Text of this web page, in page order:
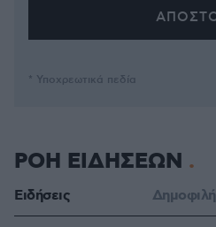
* Υποχρεωτικά πεδία
ΡΟΗ ΕΙΔΗΣΕΩΝ
Ειδήσεις Δημοφιλή